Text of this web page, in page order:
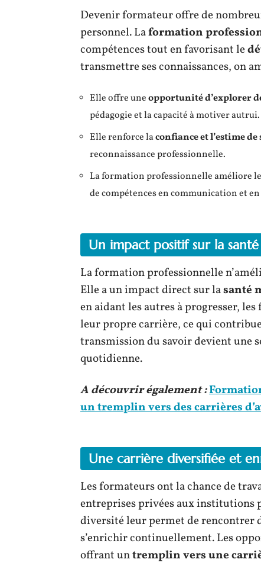
Devenir formateur offre de
personnel. Laformation
compétences tout en favorisant le
transmettre ses connaissances, on
Elle offre uneopportunité d’explorer
pédagogie et la capacité à motiver autrui.
Elle renforce laconfiance et l’estime de
reconnaissance professionnelle.
La formation professionnelle améliore
de compétences en communication et
Un impact positif sur la
La formation professionnelle
Elle a un impact direct sur lasanté
en aidant les autres à progresser,
leur propre carrière, ce qui
transmission du savoir devient une
quotidienne.
A découvrir également :
un tremplin vers des carrières
Une carrière diversifiée et
Les formateurs ont la chance de
entreprises privées aux institutions
diversité leur permet de rencontrer
s’enrichir continuellement. Les
offrant untremplin vers une